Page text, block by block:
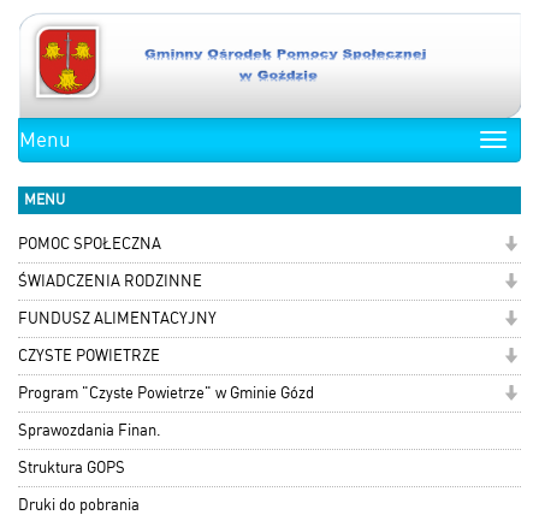
Toggle
Menu
MENU
POMOC SPOŁECZNA
ŚWIADCZENIA RODZINNE
FUNDUSZ ALIMENTACYJNY
CZYSTE POWIETRZE
Program "Czyste Powietrze" w Gminie Gózd
Sprawozdania Finan.
Struktura GOPS
Druki do pobrania